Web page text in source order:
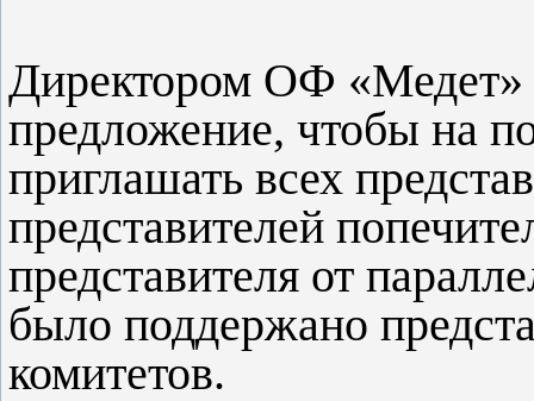
Директором ОФ
предложение, чтобы на
приглашать всех
представителей
представителя от
было поддержано
комитетов.